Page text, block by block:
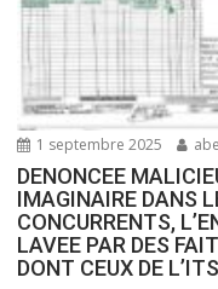
1 septembre 2025
DENONCEE
IMAGINAIRE DANS
CONCURRENTS,
LAVEE PAR DES
DONT CEUX DE